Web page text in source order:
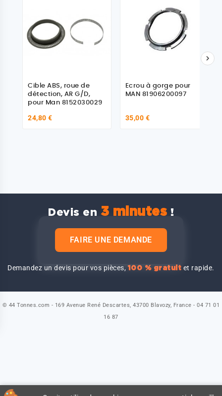
Cible ABS, roue de
détection, AR G/D,
pour Man 8152030029
24,80 €
Ecrou à gorge pour
MAN 81906200097
35,00 €

Devis en 3 minutes !
FAIRE UNE DEMANDE
Demandez un devis pour vos pièces,100 % gratuit et rapide.
© 44 Tonnes.com - 169 Avenue René Descartes, 43700 Blavozy, France - 04 71 01
16 87